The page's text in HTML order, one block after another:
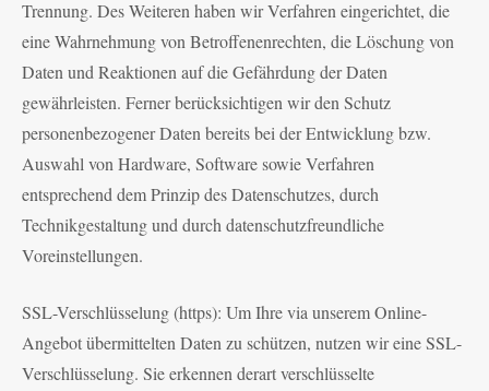
Trennung. Des Weiteren haben wir Verfahren eingerichtet, die
eine Wahrnehmung von Betroffenenrechten, die Löschung von
Daten und Reaktionen auf die Gefährdung der Daten
gewährleisten. Ferner berücksichtigen wir den Schutz
personenbezogener Daten bereits bei der Entwicklung bzw.
Auswahl von Hardware, Software sowie Verfahren
entsprechend dem Prinzip des Datenschutzes, durch
Technikgestaltung und durch datenschutzfreundliche
Voreinstellungen.
SSL-Verschlüsselung (https): Um Ihre via unserem Online-
Angebot übermittelten Daten zu schützen, nutzen wir eine SSL-
Verschlüsselung. Sie erkennen derart verschlüsselte